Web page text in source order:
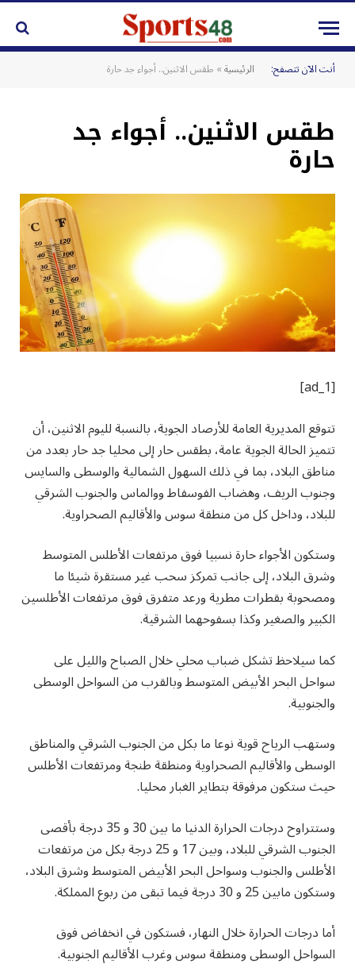
أنت الآن تتصفح: الرئيسية» طقس الاثنين.. أجواء جد حارة
طقس الاثنين.. أجواء جد
حارة
[ad_1]
تتوقع المديرية العامة للأرصاد الجوية، بالنسبة لليوم الاثنين، أن
تتميز الحالة الجوية عامة، بطقس حار إلى محليا جد حار بعدد من
مناطق البلاد، بما في ذلك السهول الشمالية والوسطى والسايس
وجنوب الريف، وهضاب الفوسفاط ووالماس والجنوب الشرقي
للبلاد، وداخل كل من منطقة سوس والأقاليم الصحراوية.
وستكون الأجواء حارة نسبيا فوق مرتفعات الأطلس المتوسط
وشرق البلاد، إلى جانب تمركز سحب غير مستقرة شيئا ما
ومصحوبة بقطرات مطرية ورعد متفرق فوق مرتفعات الأطلسين
الكبير والصغير وكذا بسفوحهما الشرقية.
كما سيلاحظ تشكل ضباب محلي خلال الصباح والليل على
سواحل البحر الأبيض المتوسط وبالقرب من السواحل الوسطى
والجنوبية.
وستهب الرياح قوية نوعا ما بكل من الجنوب الشرقي والمناطق
الوسطى والأقاليم الصحراوية ومنطقة طنجة ومرتفعات الأطلس
حيث ستكون مرفوقة بتطاير الغبار محليا.
وستتراوح درجات الحرارة الدنيا ما بين 30 و 35 درجة بأقصى
الجنوب الشرقي للبلاد، وبين 17 و 25 درجة بكل من مرتفعات
الأطلس والجنوب وسواحل البحر الأبيض المتوسط وشرق البلاد،
وستكون مابين 25 و 30 درجة فيما تبقى من ربوع المملكة.
أما درجات الحرارة خلال النهار، فستكون في انخفاض فوق
السواحل الوسطى ومنطقة سوس وغرب الأقاليم الجنوبية.